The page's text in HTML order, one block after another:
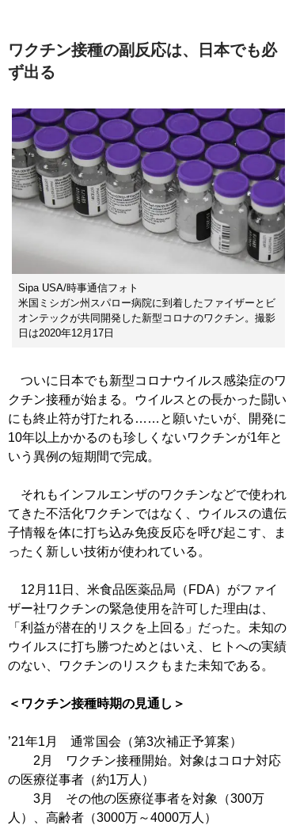
ワクチン接種の副反応は、日本でも必
ず出る
Sipa USA/時事通信フォト
米国ミシガン州スパロー病院に到着したファイザーとビ
オンテックが共同開発した新型コロナのワクチン。撮影
日は2020年12月17日
ついに日本でも新型コロナウイルス感染症のワ
クチン接種が始まる。ウイルスとの長かった闘い
にも終止符が打たれる……と願いたいが、開発に
10年以上かかるのも珍しくないワクチンが1年と
いう異例の短期間で完成。
それもインフルエンザのワクチンなどで使われ
てきた不活化ワクチンではなく、ウイルスの遺伝
子情報を体に打ち込み免疫反応を呼び起こす、ま
ったく新しい技術が使われている。
12月11日、米食品医薬品局（FDA）がファイ
ザー社ワクチンの緊急使用を許可した理由は、
「利益が潜在的リスクを上回る」だった。未知の
ウイルスに打ち勝つためとはいえ、ヒトへの実績
のない、ワクチンのリスクもまた未知である。
＜ワクチン接種時期の見通し＞
’21年1月 通常国会（第3次補正予算案）
2月 ワクチン接種開始。対象はコロナ対応
の医療従事者（約1万人）
3月 その他の医療従事者を対象（300万
人）、高齢者（3000万～4000万人）